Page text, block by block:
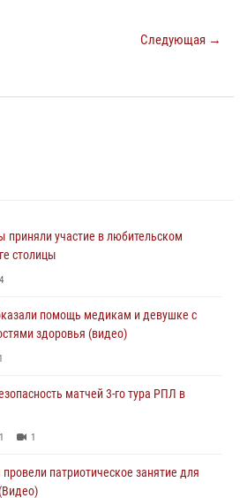
Следующая →
приняли участие в любительском
столицы
4
помощь медикам и девушке с
здоровья (видео)
1
матчей 3-го тура РПЛ в
1 1
патриотическое занятие для